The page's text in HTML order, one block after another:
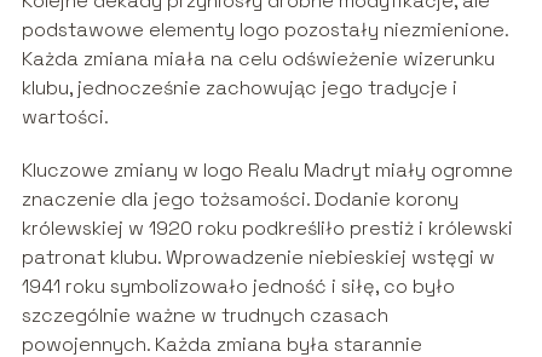
podstawowe elementy logo pozostały niezmienione.
Każda zmiana miała na celu odświeżenie wizerunku
klubu, jednocześnie zachowując jego tradycje i
wartości.
Kluczowe zmiany w logo Realu Madryt miały ogromne
znaczenie dla jego tożsamości. Dodanie korony
królewskiej w 1920 roku podkreśliło prestiż i królewski
patronat klubu. Wprowadzenie niebieskiej wstęgi w
1941 roku symbolizowało jedność i siłę, co było
szczególnie ważne w trudnych czasach
powojennych. Każda zmiana była starannie